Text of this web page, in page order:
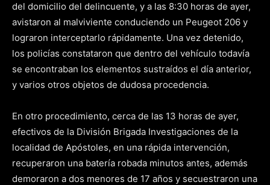
del domicilio del delincuente, y a las 8:30 horas de ayer,
avistaron al malviviente conduciendo un Peugeot 206 y
lograron interceptarlo rápidamente. Una vez detenido,
los policías constataron que dentro del vehículo todavía
se encontraban los elementos sustraídos el día anterior,
y varios otros objetos de dudosa procedencia.
En otro procedimiento, cerca de las 13 horas de ayer,
efectivos de la División Brigada Investigaciones de la
localidad de Apóstoles, en una rápida intervención,
recuperaron una batería robada minutos antes, además
demoraron a dos menores de 17 años y secuestraron una